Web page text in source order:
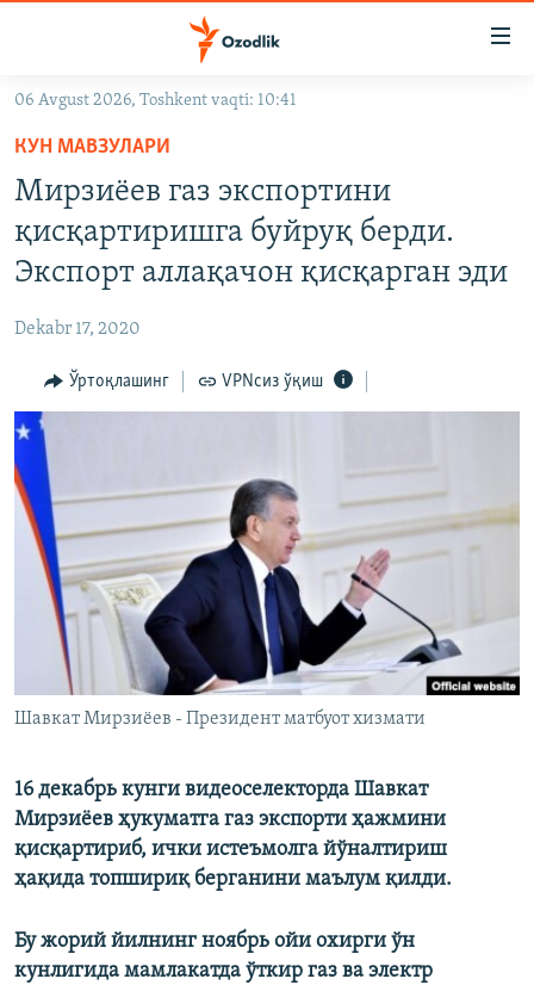
Асосий
навигацияга
ўтинг
Қидиришга
ўтинг
OZODARXIV
На русском
ИЖТИМОИЙ ТАРМОҚЛАР
Озодлик бошқа тилларда
06 Avgust 2026, Toshkent vaqti: 10:41
КУН МАВЗУЛАРИ
Мирзиёев газ экспортини
қисқартиришга буйруқ берди.
Экспорт аллақачон қисқарган эди
Dekabr 17, 2020
Ўртоқлашинг VPNсиз ўқиш
Шавкат Мирзиёев - Президент матбуот хизмати
16 декабрь кунги видеоселекторда Шавкат
Мирзиёев ҳукуматга газ экспорти ҳажмини
қисқартириб, ички истеъмолга йўналтириш
ҳақида топшириқ берганини маълум қилди.
Бу жорий йилнинг ноябрь ойи охирги ўн
кунлигида мамлакатда ўткир газ ва электр